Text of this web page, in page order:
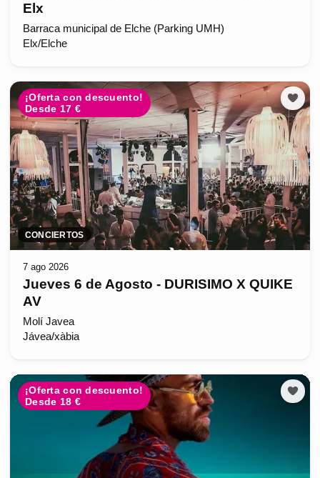
Elx
Barraca municipal de Elche (Parking UMH)
Elx/Elche
¡Oferta con descuento!
Desde 17 €
CONCIERTOS
7 ago 2026
Jueves 6 de Agosto - DURISIMO X QUIKE
AV
Molí Javea
Jávea/xàbia
¡Oferta con descuento!
Desde 18 €